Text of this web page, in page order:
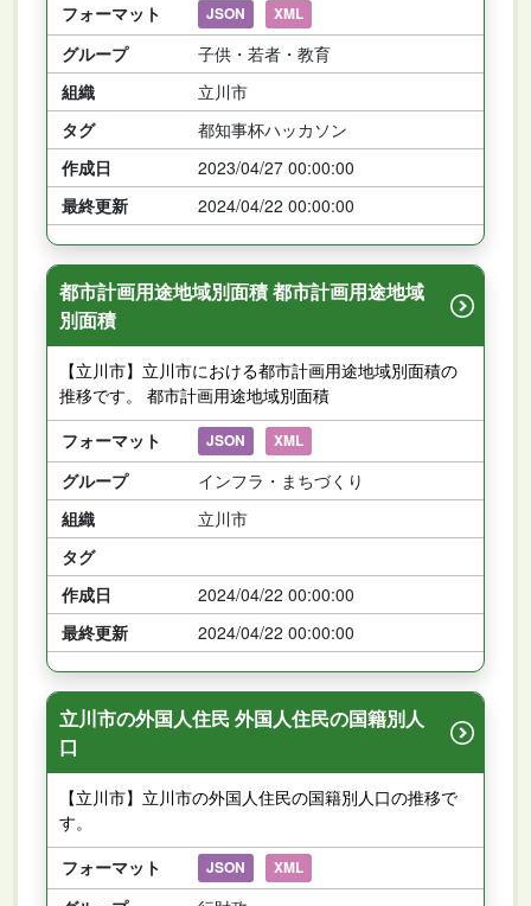
フォーマット
JSON XML
グループ
子供・若者・教育
組織
立川市
タグ
都知事杯ハッカソン
作成日
2023/04/27 00:00:00
最終更新
2024/04/22 00:00:00
都市計画用途地域別面積 都市計画用途地域
別面積
【立川市】立川市における都市計画用途地域別面積の
推移です。 都市計画用途地域別面積
フォーマット
JSON XML
グループ
インフラ・まちづくり
組織
立川市
タグ
作成日
2024/04/22 00:00:00
最終更新
2024/04/22 00:00:00
立川市の外国人住民 外国人住民の国籍別人
口
【立川市】立川市の外国人住民の国籍別人口の推移で
す。
フォーマット
JSON XML